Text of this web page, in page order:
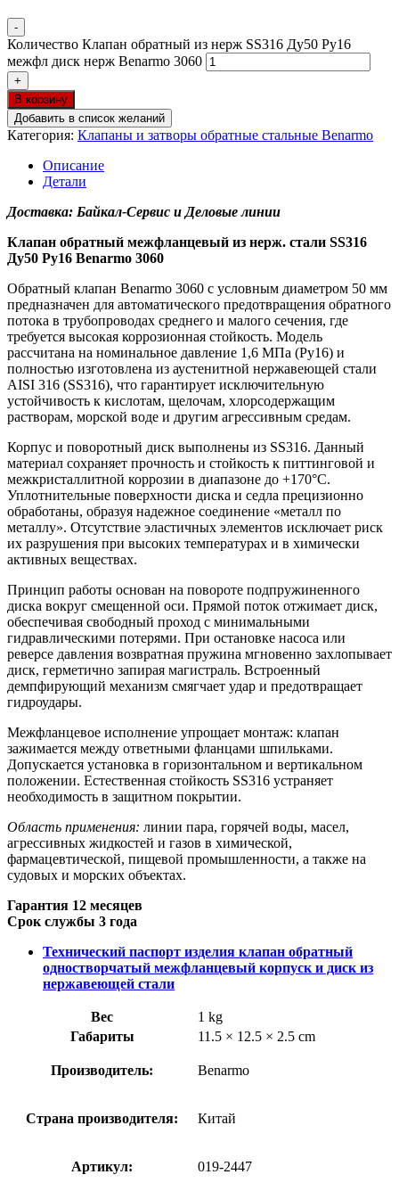
-
Количество Клапан обратный из нерж SS316 Ду50 Ру16
межфл диск нерж Benarmo 3060
+
В корзину
Добавить в список желаний
Категория: Клапаны и затворы обратные стальные Benarmo
Описание
Детали
Доставка: Байкал-Сервис и Деловые линии
Клапан обратный межфланцевый из нерж. стали SS316
Ду50 Ру16 Benarmo 3060
Обратный клапан Benarmo 3060 с условным диаметром 50 мм
предназначен для автоматического предотвращения обратного
потока в трубопроводах среднего и малого сечения, где
требуется высокая коррозионная стойкость. Модель
рассчитана на номинальное давление 1,6 МПа (Ру16) и
полностью изготовлена из аустенитной нержавеющей стали
AISI 316 (SS316), что гарантирует исключительную
устойчивость к кислотам, щелочам, хлорсодержащим
растворам, морской воде и другим агрессивным средам.
Корпус и поворотный диск выполнены из SS316. Данный
материал сохраняет прочность и стойкость к питтинговой и
межкристаллитной коррозии в диапазоне до +170°C.
Уплотнительные поверхности диска и седла прецизионно
обработаны, образуя надежное соединение «металл по
металлу». Отсутствие эластичных элементов исключает риск
их разрушения при высоких температурах и в химически
активных веществах.
Принцип работы основан на повороте подпружиненного
диска вокруг смещенной оси. Прямой поток отжимает диск,
обеспечивая свободный проход с минимальными
гидравлическими потерями. При остановке насоса или
реверсе давления возвратная пружина мгновенно захлопывает
диск, герметично запирая магистраль. Встроенный
демпфирующий механизм смягчает удар и предотвращает
гидроудары.
Межфланцевое исполнение упрощает монтаж: клапан
зажимается между ответными фланцами шпильками.
Допускается установка в горизонтальном и вертикальном
положении. Естественная стойкость SS316 устраняет
необходимость в защитном покрытии.
Область применения: линии пара, горячей воды, масел,
агрессивных жидкостей и газов в химической,
фармацевтической, пищевой промышленности, а также на
судовых и морских объектах.
Гарантия 12 месяцев
Срок службы 3 года
Технический паспорт изделия клапан обратный
одностворчатый межфланцевый корпуск и диск из
нержавеющей стали
Вес
1 kg
Габариты
11.5 × 12.5 × 2.5 cm
Производитель: Benarmo
Страна производителя: Китай
Артикул: 019-2447